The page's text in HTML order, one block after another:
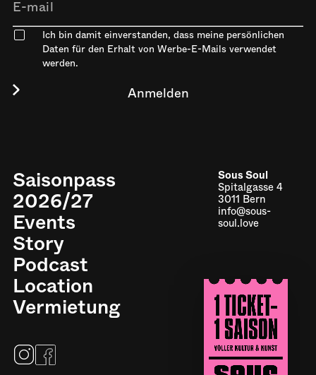
Ich bin damit einverstanden, dass meine persönlichen
Daten für den Erhalt von Werbe-E-Mails verwendet
werden.
Saisonpass
2026/27
Events
Story
Podcast
Location
Vermietung
Sous Soul
Spitalgasse 4
3011 Bern
info@sous-
soul.love
Impressum
Datenschutz